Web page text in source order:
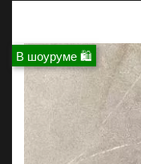
В шоуруме 🛍